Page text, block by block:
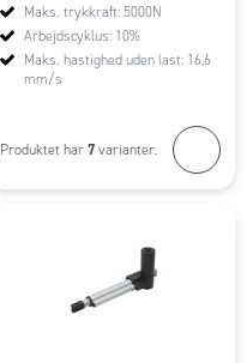
Maks. trykkraft: 5000N
Arbejdscyklus: 10%
Maks. hastighed uden last: 16,6
mm/s
Produktet har 7 varianter.